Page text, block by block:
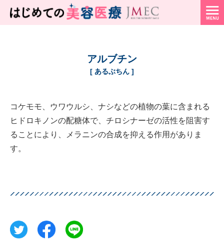
アルブチン
[ あるぶちん ]
コケモモ、ウワウルシ、ナシなどの植物の葉に含まれる
ヒドロキノンの配糖体で、チロシナーゼの活性を阻害す
ることにより、メラニンの合成を抑える作用がありま
す。